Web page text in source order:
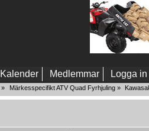
Kalender Medlemmar Logga in
» Märkesspecifikt ATV Quad Fyrhjuling»